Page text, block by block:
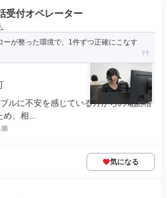
受付オペレーター
ーが整った環境で、1件ずつ正確にこなす
ルに不安を感じている方からの電話相
、相...
個
気になる